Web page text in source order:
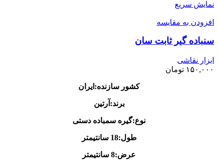
نمایش سریع
افزودن به مقایسه
سنباده گیر ثابت سان
ابزار نقاشی
۱۵۰,۰۰۰ تومان
کشور سازنده:ایران
برند:آرتین
نوع:گیره سمباده دستی
طول:18 سانتیمتر
عرض:8 سانتیمتر